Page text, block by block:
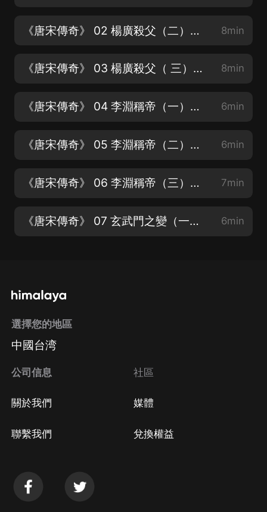
《唐宋傳奇》 02 楊廣殺父（二）求關注求月票 8min
《唐宋傳奇》 03 楊廣殺父（ 三）求關注求月票 8min
《唐宋傳奇》 04 李淵稱帝（一）求關注求月票 6min
《唐宋傳奇》 05 李淵稱帝（二）求關注求月票 6min
《唐宋傳奇》 06 李淵稱帝（三）求關注求月票 7min
《唐宋傳奇》 07 玄武門之變（一）求關注求月票 6min
選擇您的地區
中國台湾
公司信息
關於我們
聯繫我們
社區
媒體
兌換權益